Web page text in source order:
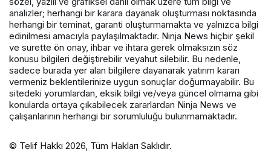
analizler; herhangi bir karara dayanak oluşturması noktasında
herhangi bir teminat, garanti oluşturmamakta ve yalnızca bilgi
edinilmesi amacıyla paylaşılmaktadır. Ninja News hiçbir şekil
ve surette ön onay, ihbar ve ihtara gerek olmaksızın söz
konusu bilgileri değiştirebilir veyahut silebilir. Bu nedenle,
sadece burada yer alan bilgilere dayanarak yatırım kararı
vermeniz beklentilerinize uygun sonuçlar doğurmayabilir. Bu
sitedeki yorumlardan, eksik bilgi ve/veya güncel olmama gibi
konularda ortaya çıkabilecek zararlardan Ninja News ve
çalışanlarının herhangi bir sorumluluğu bulunmamaktadır.
© Telif Hakkı 2026, Tüm Hakları Saklıdır.